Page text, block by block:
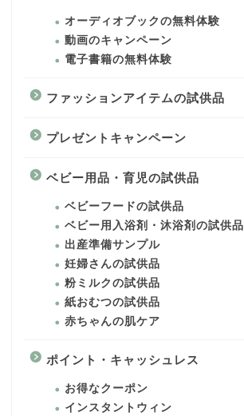
オーディオブックの無料体験
動画のキャンペーン
電子書籍の無料体験
ファッションアイテムの試供品
プレゼントキャンペーン
ベビー用品・育児の試供品
ベビーフードの試供品
ベビー用入浴剤・沐浴剤の試供品
出産準備サンプル
妊婦さんの試供品
粉ミルクの試供品
紙おむつの試供品
赤ちゃんの肌ケア
ポイント・キャッシュレス
お得なクーポン
インスタントウィン